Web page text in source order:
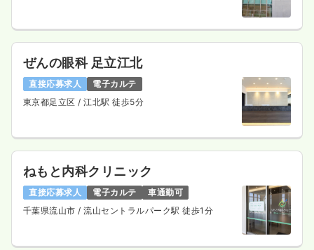
ぜんの眼科 足立江北
直接応募求人
電子カルテ
東京都足立区/ 江北駅 徒歩5分
ねもと内科クリニック
直接応募求人 電子カルテ
車通勤可
千葉県流山市/ 流山セントラルパーク駅 徒歩1分